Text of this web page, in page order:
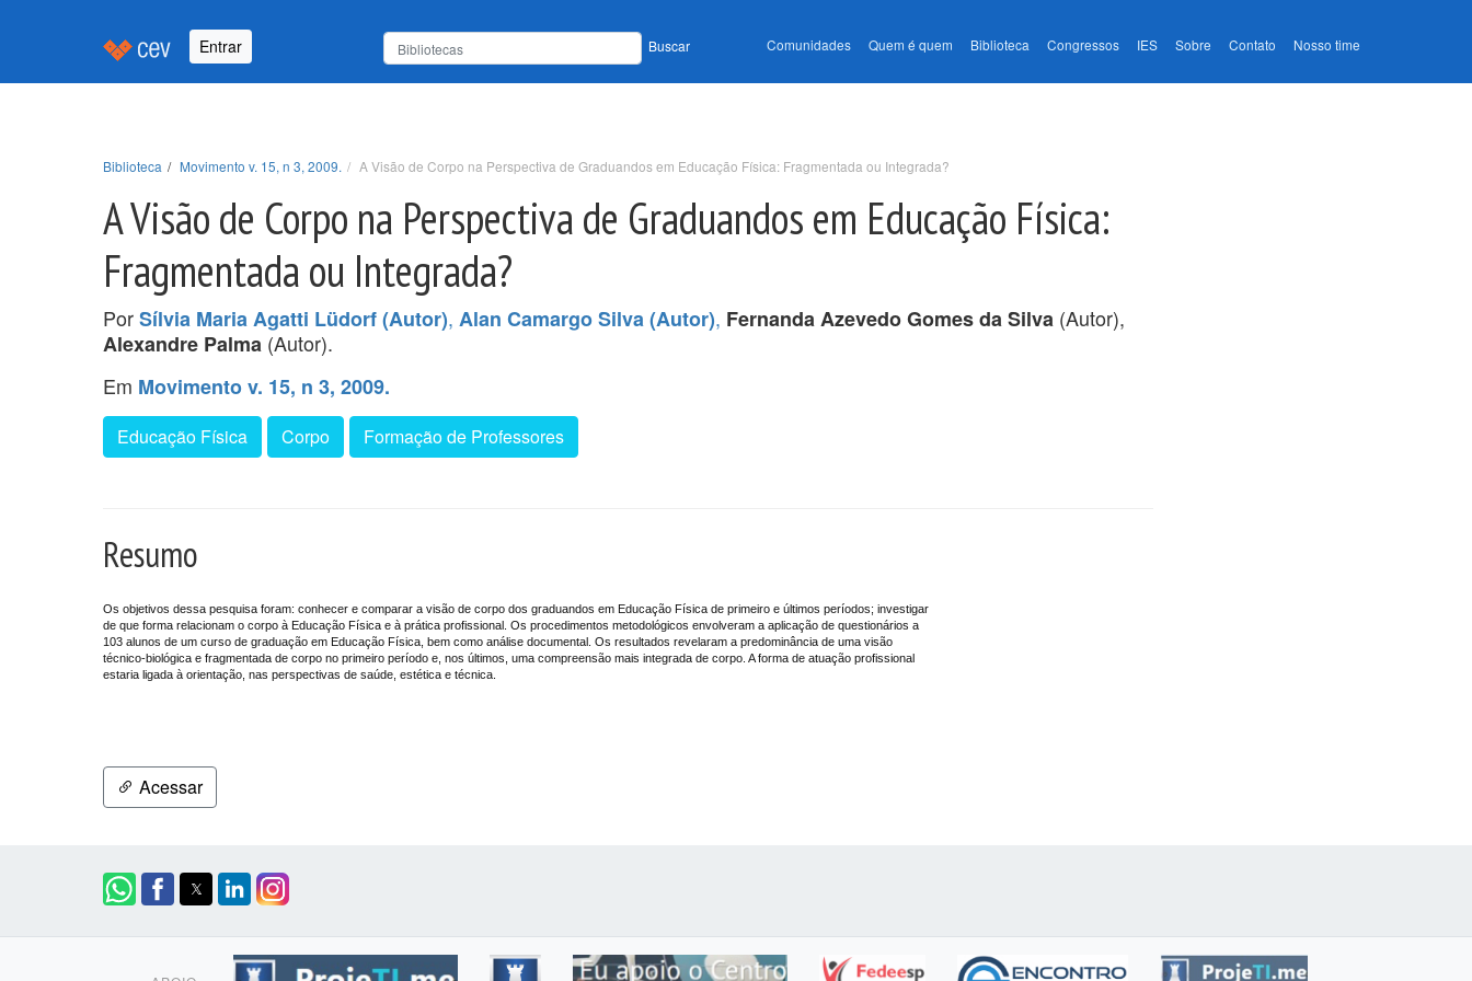
Entrar Buscar Comunidades Quem é quem Biblioteca Congressos IES Sobre Contato Nosso time
Biblioteca Movimento v. 15, n 3, 2009. A Visão de Corpo na Perspectiva de Graduandos em Educação Física: Fragmentada ou Integrada?
A Visão de Corpo na Perspectiva de Graduandos em Educação Física:
Fragmentada ou Integrada?
PorSílvia Maria Agatti Lüdorf (Autor), Alan Camargo Silva (Autor), Fernanda Azevedo Gomes da Silva (Autor),
Alexandre Palma (Autor).
Em Movimento v. 15, n 3, 2009.
Educação Física Corpo Formação de Professores
Resumo
Os objetivos dessa pesquisa foram: conhecer e comparar a visão de corpo dos graduandos em Educação Física de primeiro e últimos períodos; investigar
de que forma relacionam o corpo à Educação Física e à prática profissional. Os procedimentos metodológicos envolveram a aplicação de questionários a
103 alunos de um curso de graduação em Educação Física, bem como análise documental. Os resultados revelaram a predominância de uma visão
técnico-biológica e fragmentada de corpo no primeiro período e, nos últimos, uma compreensão mais integrada de corpo. A forma de atuação profissional
estaria ligada à orientação, nas perspectivas de saúde, estética e técnica.
Acessar